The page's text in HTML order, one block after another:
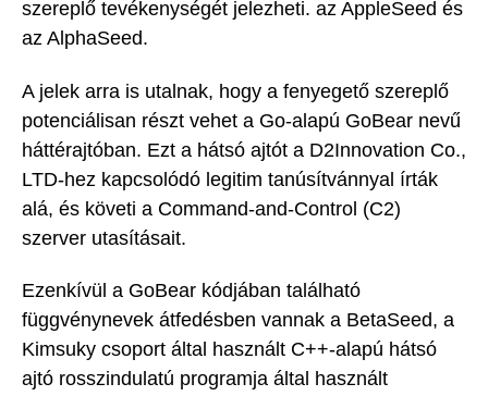
szereplő tevékenységét jelezheti. az AppleSeed és
az AlphaSeed.
A jelek arra is utalnak, hogy a fenyegető szereplő
potenciálisan részt vehet a Go-alapú GoBear nevű
háttérajtóban. Ezt a hátsó ajtót a D2Innovation Co.,
LTD-hez kapcsolódó legitim tanúsítvánnyal írták
alá, és követi a Command-and-Control (C2)
szerver utasításait.
Ezenkívül a GoBear kódjában található
függvénynevek átfedésben vannak a BetaSeed, a
Kimsuky csoport által használt C++-alapú hátsó
ajtó rosszindulatú programja által használt